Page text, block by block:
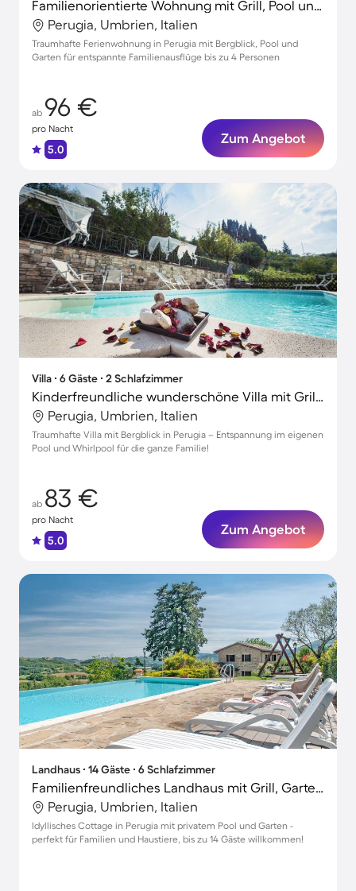
Familienorientierte Wohnung mit Grill, Pool und Garten | Naturblick
Perugia, Umbrien, Italien
Traumhafte Ferienwohnung in Perugia mit Bergblick, Pool und
Garten für entspannte Familienausflüge bis zu 4 Personen
ab 96 €
pro Nacht
5.0
Zum Angebot
Villa ∙ 6 Gäste ∙ 2 Schlafzimmer
Kinderfreundliche wunderschöne Villa mit Grill, Garten und privatem Pool | Bergblick | Hunde erlaubt
Perugia, Umbrien, Italien
Traumhafte Villa mit Bergblick in Perugia – Entspannung im eigenen
Pool und Whirlpool für die ganze Familie!
ab 83 €
pro Nacht
5.0
Zum Angebot
Landhaus ∙ 14 Gäste ∙ 6 Schlafzimmer
Familienfreundliches Landhaus mit Grill, Garten und privatem Pool | Hunde erlaubt
Perugia, Umbrien, Italien
Idyllisches Cottage in Perugia mit privatem Pool und Garten -
perfekt für Familien und Haustiere, bis zu 14 Gäste willkommen!